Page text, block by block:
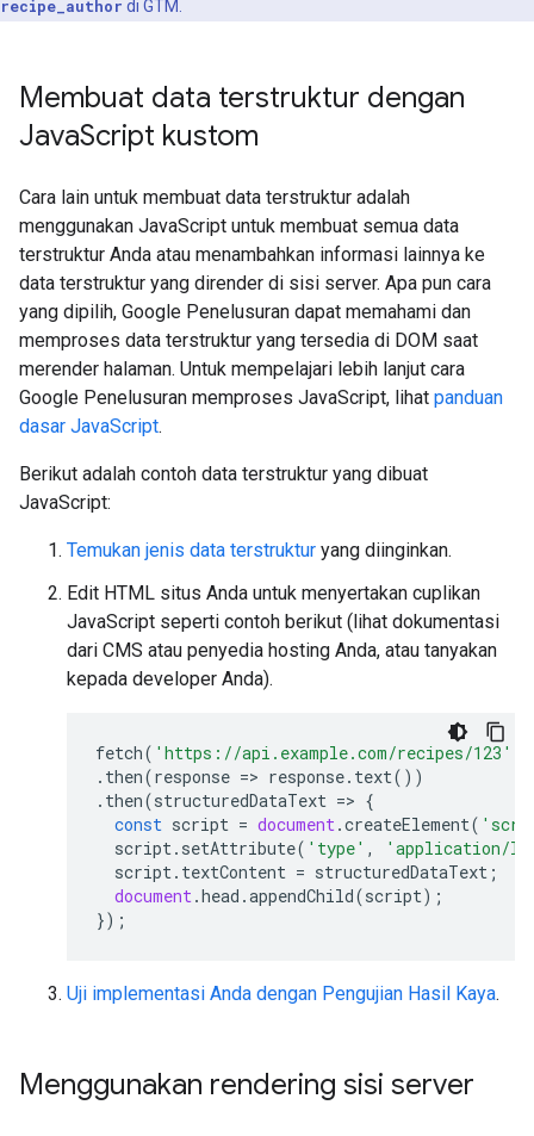
recipe_author di GTM.
Membuat data terstruktur dengan
JavaScript kustom
Cara lain untuk membuat data terstruktur adalah
menggunakan JavaScript untuk membuat semua data
terstruktur Anda atau menambahkan informasi lainnya ke
data terstruktur yang dirender di sisi server. Apa pun cara
yang dipilih, Google Penelusuran dapat memahami dan
memproses data terstruktur yang tersedia di DOM saat
merender halaman. Untuk mempelajari lebih lanjut cara
Google Penelusuran memproses JavaScript, lihat panduan
dasar JavaScript.
Berikut adalah contoh data terstruktur yang dibuat
JavaScript:
Temukan jenis data terstruktur yang diinginkan.
Edit HTML situs Anda untuk menyertakan cuplikan
JavaScript seperti contoh berikut (lihat dokumentasi
dari CMS atau penyedia hosting Anda, atau tanyakan
kepada developer Anda).
fetch( 'https://api.example.com/recipes/123'
. then(response => response. text())
. then(structuredDataText => {
const script = document.createElement(
script. setAttribute( 'type' ,
'application/
script. textContent = structuredDataText ;
document.head .appendChild(script);
});
Uji implementasi Anda dengan Pengujian Hasil Kaya.
Menggunakan rendering sisi server